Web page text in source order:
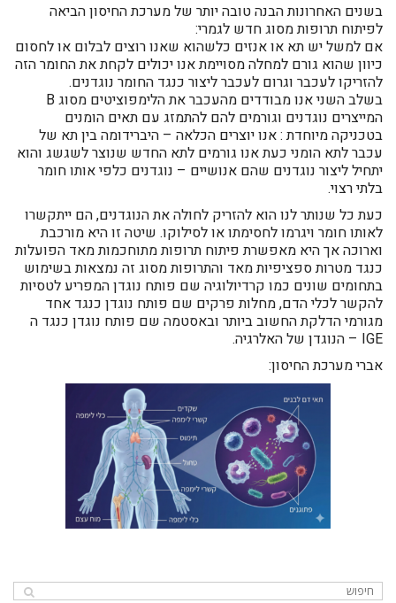
בשנים האחרונות הבנה טובה יותר של מערכת החיסון הביאה
לפיתוח תרופות מסוג חדש לגמרי:
אם למשל יש תא או אנזים כלשהוא שאנו רוצים לבלום או לחסום
כיוון שהוא גורם למחלה מסויימת אנו יכולים לקחת את החומר הזה
להזריקו לעכבר וגרום לעכבר ליצור כנגד החומר נוגדנים.
בשלב השני אנו מבודדים מהעכבר את הלימפוציטים מסוג B
המייצרים נוגדנים וגורמים להם להתמזג עם תאים הומנים
בטכניקה מיוחדת : אנו יוצרים הכלאה – היברידומה בין תא של
עכבר לתא הומני כעת אנו גורמים לתא החדש שנוצר לשגשג והוא
יתחיל ליצור נוגדנים שהם אנושיים – נוגדנים כלפי אותו חומר
בלתי רצוי.
כעת כל שנותר לנו הוא להזריק לחולה את הנוגדנים, הם ייתקשרו
לאותו חומר ויגרמו לחסימתו או לסילוקו. שיטה זו היא מורכבת
וארוכה אך היא מאפשרת פיתוח תרופות מתוחכמות מאד הפועלות
כנגד מטרות ספציפיות מאד והתרופות מסוג זה נמצאות בשימוש
בתחומים שונים כמו קרדיולוגיה שם פותח נוגדן המפריע לטסיות
להקשר לכלי הדם, מחלות פרקים שם פותח נוגדן כנגד אחד
מגורמי הדלקת החשוב ביותר ובאסטמה שם פותח נוגדן כנגד ה
IGE – הנוגדן של האלרגיה.
אברי מערכת החיסון: